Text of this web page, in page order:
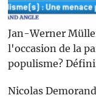
Jan-Werner
l'occasion de la
populisme?
Nicolas